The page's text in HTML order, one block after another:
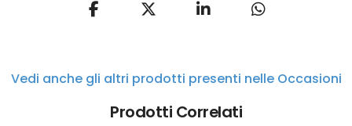
Vedi anche gli altri prodotti presenti nelle Occasioni
Prodotti Correlati